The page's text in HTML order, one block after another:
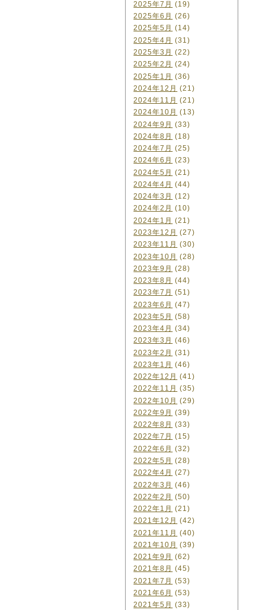
2025年7月 (19)
2025年6月 (26)
2025年5月 (14)
2025年4月 (31)
2025年3月 (22)
2025年2月 (24)
2025年1月 (36)
2024年12月 (21)
2024年11月 (21)
2024年10月 (13)
2024年9月 (33)
2024年8月 (18)
2024年7月 (25)
2024年6月 (23)
2024年5月 (21)
2024年4月 (44)
2024年3月 (12)
2024年2月 (10)
2024年1月 (21)
2023年12月 (27)
2023年11月 (30)
2023年10月 (28)
2023年9月 (28)
2023年8月 (44)
2023年7月 (51)
2023年6月 (47)
2023年5月 (58)
2023年4月 (34)
2023年3月 (46)
2023年2月 (31)
2023年1月 (46)
2022年12月 (41)
2022年11月 (35)
2022年10月 (29)
2022年9月 (39)
2022年8月 (33)
2022年7月 (15)
2022年6月 (32)
2022年5月 (28)
2022年4月 (27)
2022年3月 (46)
2022年2月 (50)
2022年1月 (21)
2021年12月 (42)
2021年11月 (40)
2021年10月 (39)
2021年9月 (62)
2021年8月 (45)
2021年7月 (53)
2021年6月 (53)
2021年5月 (33)